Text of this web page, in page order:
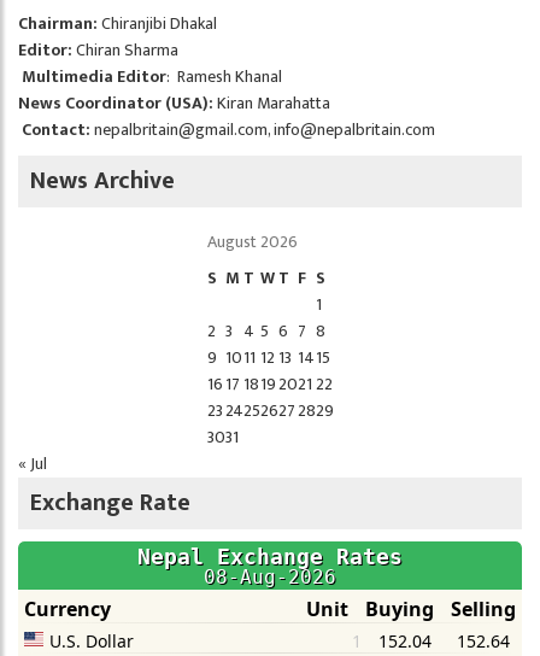
Chairman:Chiranjibi Dhakal
Editor:Chiran Sharma
Multimedia Editor: Ramesh Khanal
News Coordinator (USA):Kiran Marahatta
Contact:nepalbritain@gmail.com,info@nepalbritain.com
News Archive
August 2026
S M T WT F S
1
2 3 4 5 6 7 8
9 1011 12 13 1415
1617 1819202122
23242526272829
3031
« Jul
Exchange Rate